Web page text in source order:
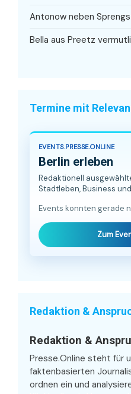
Antonow neben
Bella aus Preetz
Termine mit
EVENTS.PRESSE.ONLINE
Berlin erleben
Redaktionell
Stadtleben, Business
Events konnten gerade
Zum
Redaktion &
Redaktion &
Presse.Online steht für
faktenbasierten
ordnen ein und